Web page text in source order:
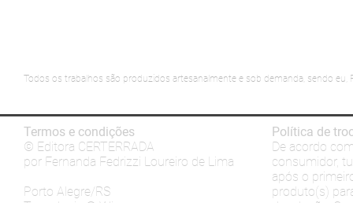
Todos os trabalhos são produzidos artesanalmente e sob demanda, sendo
Termos e condições
© Editora CERTERRADA
por Fernanda Fedrizzi Loureiro de Lima
Porto Alegre/RS
Política de
De acordo
consumidor,
após o
produto(s)